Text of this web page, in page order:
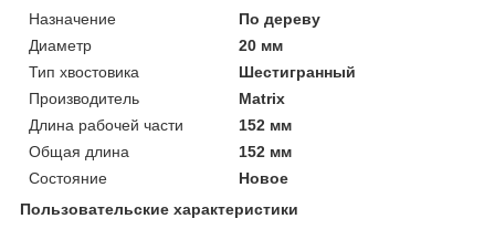
Назначение
По дереву
Диаметр
20 мм
Тип хвостовика
Шестигранный
Производитель
Matrix
Длина рабочей части
152 мм
Общая длина
152 мм
Состояние
Новое
Пользовательские характеристики